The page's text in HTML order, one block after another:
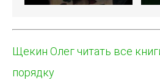
Щекин Олег читать все
порядку